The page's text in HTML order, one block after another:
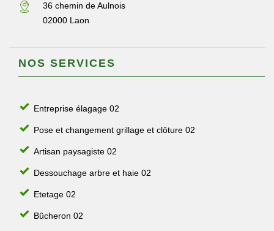
36 chemin de Aulnois
02000 Laon
NOS SERVICES
Entreprise élagage 02
Pose et changement grillage et clôture 02
Artisan paysagiste 02
Dessouchage arbre et haie 02
Etetage 02
Bûcheron 02